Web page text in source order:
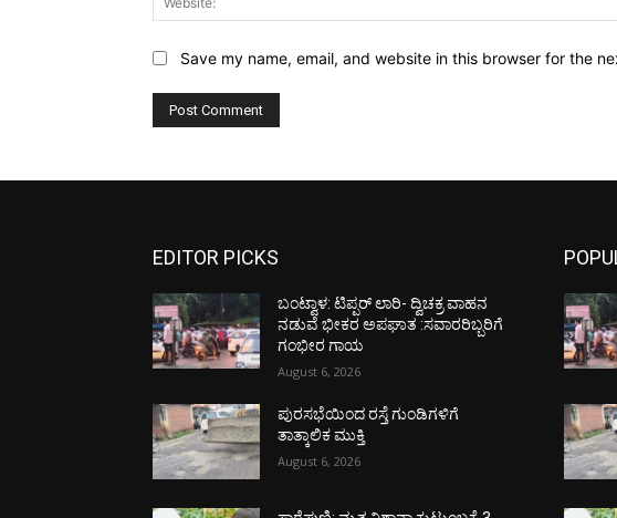
Save my name, email, and website in this browser for the
EDITOR PICKS
ಬಂಟ್ವಾಳ: ಟಿಪ್ಪರ್ ಲಾರಿ- ದ್ವಿಚಕ್ರ ವಾಹನ
ನಡುವೆ ಭೀಕರ ಅಪಘಾತ :ಸವಾರರಿಬ್ಬರಿಗೆ
ಗಂಭೀರ ಗಾಯ
August 6, 2026
ಪುರಸಭೆಯಿಂದ ರಸ್ತೆ ಗುಂಡಿಗಳಿಗೆ
ತಾತ್ಕಾಲಿಕ ಮುಕ್ತಿ
August 6, 2026